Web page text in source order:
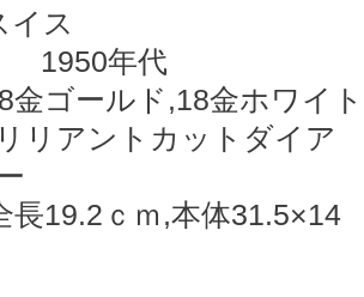
ス
年代
ールド,18金ホワイト
リアントカットダイア
19.2ｃｍ,本体31.5×14